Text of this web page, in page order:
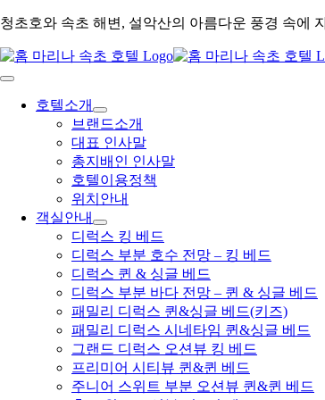
텐
츠
로
건
청초호와 속초 해변, 설악산의 아름다운 풍경 속에
Toggle
Navigation호텔소개
브랜드소개
대표 인사말
총지배인 인사말
호텔이용정책
위치안내
객실안내
디럭스 킹 베드
디럭스 부분 호수 전망 – 킹 베드
디럭스 퀸 & 싱글 베드
디럭스 부분 바다 전망 – 퀸 & 싱글 베드
패밀리 디럭스 퀸&싱글 베드(키즈)
패밀리 디럭스 시네타임 퀸&싱글 베드
그랜드 디럭스 오션뷰 킹 베드
프리미어 시티뷰 퀸&퀸 베드
주니어 스위트 부분 오션뷰 퀸&퀸 베드